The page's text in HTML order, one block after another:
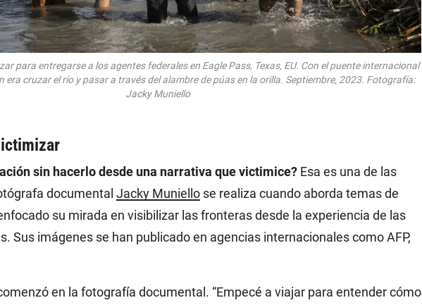
para entregarse a los agentes federales en Eagle Pass, Texas, EU. Con el puente internacional
era cruzar el río y pasar a través del alambre de púas en la orilla. Septiembre, 2023. Fotografía:
Jacky Muniello
sin hacerlo desde una narrativa que victimice?Esa es una de las
documental Jacky Muniellose realiza cuando aborda temas de
su mirada en visibilizar las fronteras desde la experiencia de las
Sus imágenes se han publicado en agencias internacionales como AFP,
en la fotografía documental. “Empecé a viajar para entender cómo